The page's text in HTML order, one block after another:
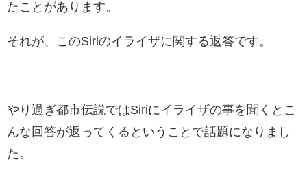
たことがあります。
それが、このSiriのイライザに関する返答です。
やり過ぎ都市伝説ではSiriにイライザの事を聞くとこ
んな回答が返ってくるということで話題になりまし
た。